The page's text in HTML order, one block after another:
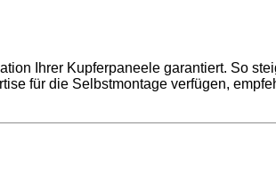
Ihrer Kupferpaneele garantiert. So
für die Selbstmontage verfügen,